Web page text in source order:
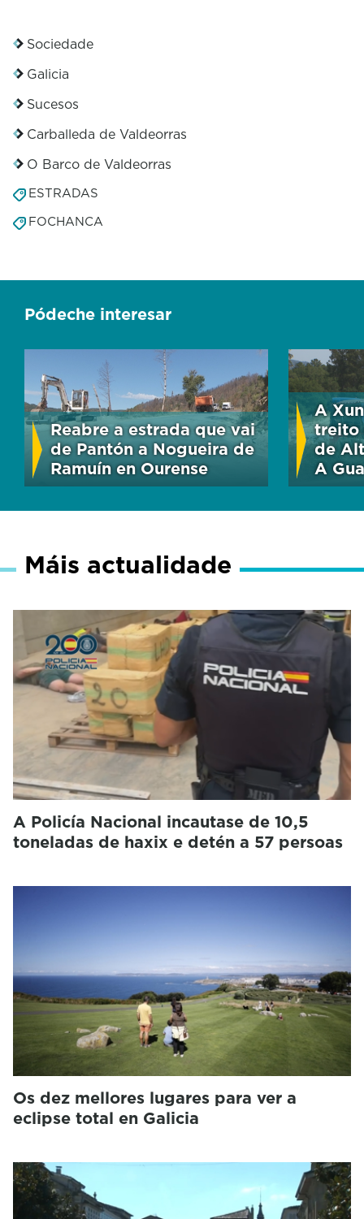
Sociedade
Galicia
Sucesos
Carballeda de Valdeorras
O Barco de Valdeorras
ESTRADAS
FOCHANCA
Pódeche interesar
Reabre a estrada que vai
de Pantón a Nogueira de
Ramuín en Ourense
A
treito
de
A
Máis actualidade
A Policía Nacional incautase de 10,5
toneladas de haxix e detén a 57 persoas
Os dez mellores lugares para ver a
eclipse total en Galicia